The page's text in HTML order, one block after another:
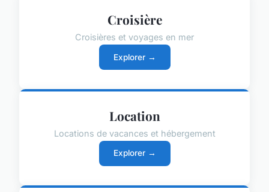
Croisière
Croisières et voyages en mer
Explorer →
Location
Locations de vacances et hébergement
Explorer →